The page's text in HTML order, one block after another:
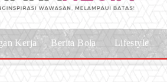
Kerja Berita Bola Lifestyle